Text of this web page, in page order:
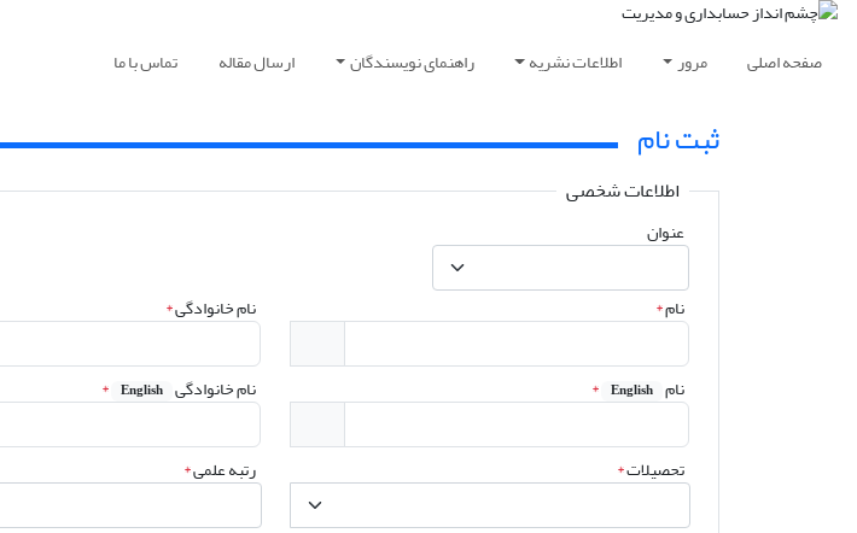
صفحه اصلی مرور اطلاعات نشریه راهنمای نویسندگان ارسال مقاله تماس با ما
ثبت نام
اطلاعات شخصی
عنوان
نام* نام خانوادگی*
نام English
* نام خانوادگی English
*
تحصیلات* رتبه علمی*